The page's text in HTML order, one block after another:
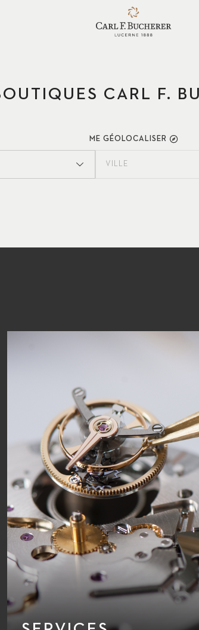
CARL F.
ME GÉOLOCALISER
VILLE